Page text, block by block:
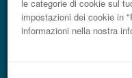
le categorie di cookie sul
impostazioni dei cookie in
informazioni nella nostra